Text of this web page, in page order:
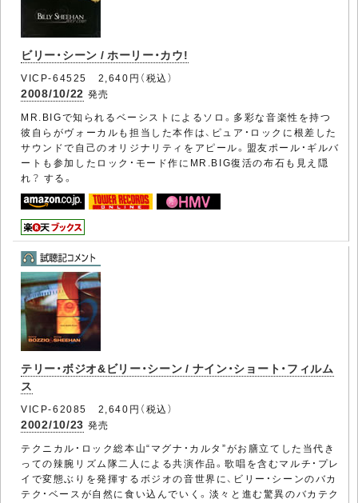
ビリー・シーン / ホーリー・カウ!
VICP-64525 2,640円（税込）
2008/10/22 発売
MR.BIGで知られるベーシストによるソロ。多彩な音楽性を持つ
彼自らがヴォーカルも担当した本作は、ピュア・ロックに根差した
サウンドで自己のオリジナリティをアピール。盟友ポール・ギルバ
ートも参加したロック・モード作にMR.BIG復活の布石も見え隠
れ？ する。
テリー・ボジオ&ビリー・シーン / ナイン・ショート・フィルム
ス
VICP-62085 2,640円（税込）
2002/10/23 発売
テクニカル・ロック総本山“マグナ・カルタ”がお膳立てした当代き
っての辣腕リズム隊二人による共演作品。歌唱を含むマルチ・プレ
イで変態ぶりを発揮するボジオの音世界に、ビリー・シーンのバカ
テク・ベースが自然に食い込んでいく。淡々と進む驚異のバカテク